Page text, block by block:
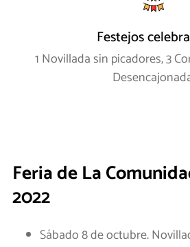
Festejos
1 Novillada sin picadores, 3
Feria de La
2022
Sábado 8 de octubre.